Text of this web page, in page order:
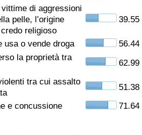
di aggressioni
pelle, l’origine
religioso
39.55
usa o vende droga
56.44
la proprietà tra
62.99
tra cui assalto
51.38
e concussione
71.64
Sanitaria per
(Corrente)
per Nazione